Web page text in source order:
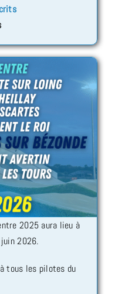
2025 aura lieu à
2026.
tous les pilotes du